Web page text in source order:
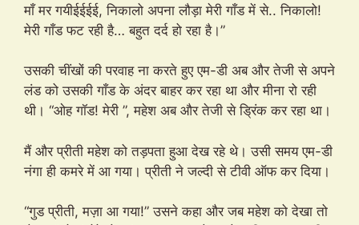
माँ मर गयीईईईई, निकालो अपना लौड़ा मेरी गाँड में से.. निकालो!
मेरी गाँड फट रही है… बहुत दर्द हो रहा है।”
उसकी चींखों की परवाह ना करते हुए एम-डी अब और तेजी से अपने
लंड को उसकी गाँड के अंदर बाहर कर रहा था और मीना रो रही
थी। “ओह गॉड! मेरी ”, महेश अब और तेजी से ड्रिंक कर रहा था।
मैं और प्रीती महेश को तड़पता हुआ देख रहे थे। उसी समय एम-डी
नंगा ही कमरे में आ गया। प्रीती ने जल्दी से टीवी ऑफ कर दिया।
“गुड प्रीती, मज़ा आ गया!” उसने कहा और जब महेश को देखा तो